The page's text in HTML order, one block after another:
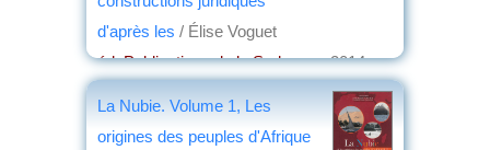
d'après les / Élise Voguet
éd. Publications de la Sorbonne, 2014
La Nubie. Volume 1, Les
origines des peuples d'Afrique